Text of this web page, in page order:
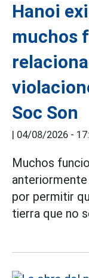
Hanoi
muchos
Soc Son
| 04/08/2026 -
Muchos
por permitir
tierra que no